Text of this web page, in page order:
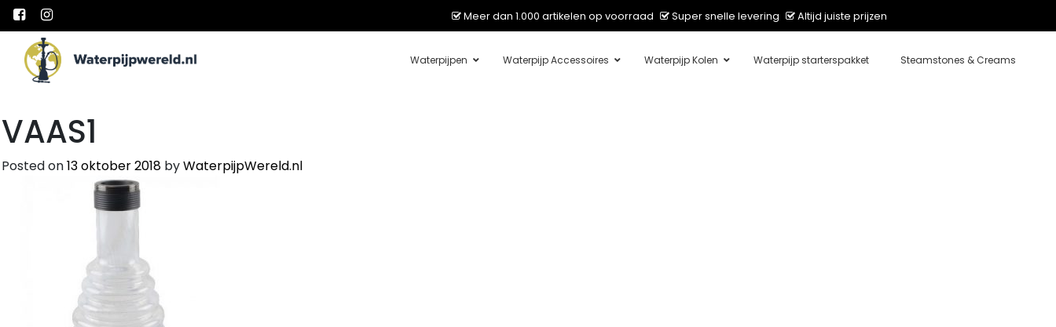
Meer dan 1.000 artikelen op voorraad Super snelle levering Altijd juiste prijzen
Main Navigation Waterpijpen Waterpijp Accessoires Waterpijp Kolen Waterpijp starterspakket Steamstones & Creams
VAAS1
Posted on13 oktober 2018 byWaterpijpWereld.nl